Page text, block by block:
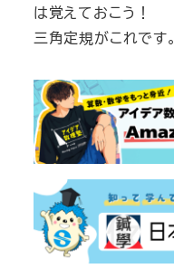
は覚えておこう！
三角定規がこれです。